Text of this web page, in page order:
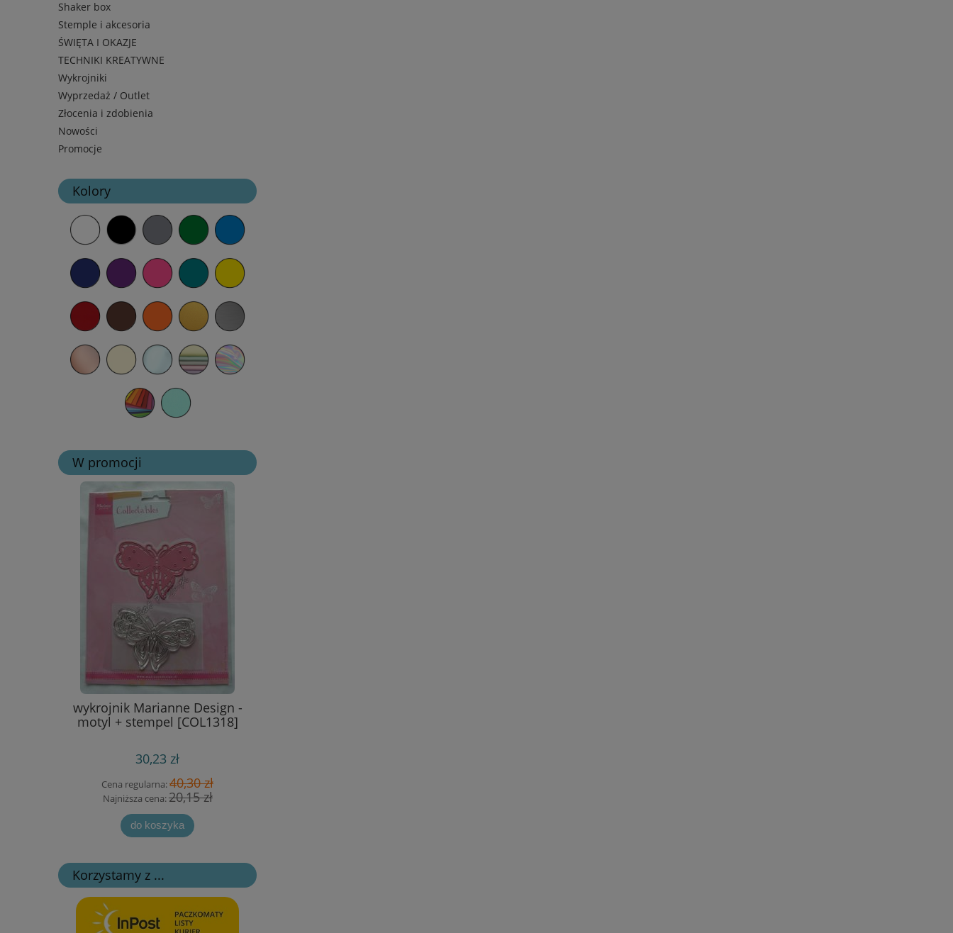
Shaker box
Stemple i akcesoria
ŚWIĘTA I OKAZJE
TECHNIKI KREATYWNE
Wykrojniki
Wyprzedaż / Outlet
Złocenia i zdobienia
Nowości
Promocje
Kolory
W promocji
wykrojnik Marianne Design -
motyl + stempel [COL1318]
30,23 zł
Cena regularna:40,30 zł
Najniższa cena:20,15 zł
do koszyka
Korzystamy z ...